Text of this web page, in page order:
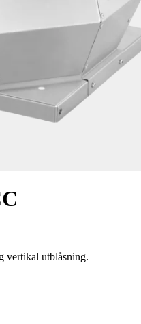
vertikal utblåsning.